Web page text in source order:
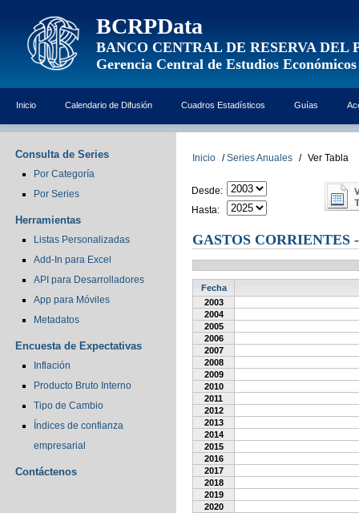
BCRPData
BANCO CENTRAL DE RESERVA DEL
Gerencia Central de Estudios Económicos
Inicio Calendario de Difusión Cuadros Estadísticos Guías
Consulta de Series
Por Categoría
Por Series
Herramientas
Listas Personalizadas
Add-In para Excel
API para Desarrolladores
App para Móviles
Metadatos
Encuesta de Expectativas
Inflación
Producto Bruto Interno
Tipo de Cambio
Índices de confianza
empresarial
Contáctenos
Inicio / Series Anuales / Ver Tabla
Desde:
Hasta:
GASTOS CORRIENTES
Fecha
2003
2004
2005
2006
2007
2008
2009
2010
2011
2012
2013
2014
2015
2016
2017
2018
2019
2020